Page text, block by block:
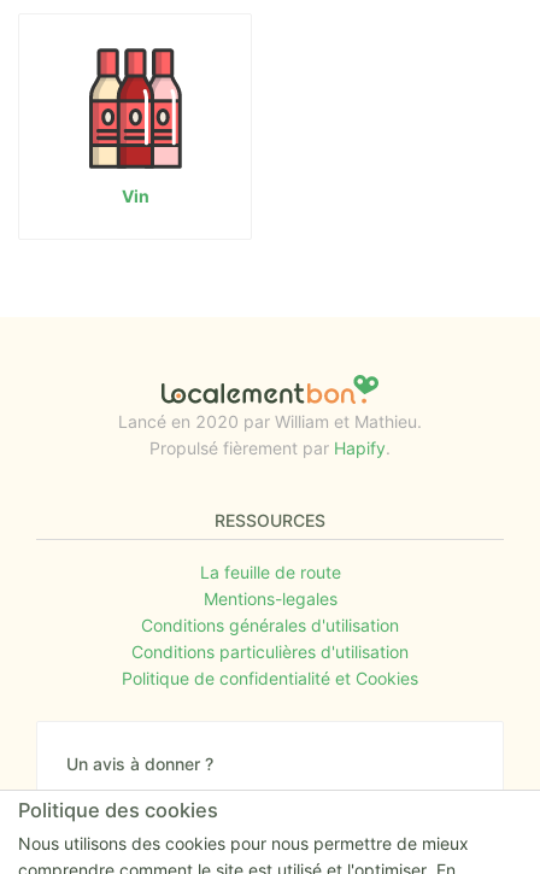
Vin
Lancé en 2020 par William et Mathieu.
Propulsé fièrement par Hapify.
RESSOURCES
La feuille de route
Mentions-legales
Conditions générales d'utilisation
Conditions particulières d'utilisation
Politique de confidentialité et Cookies
Un avis à donner ?
Donnez nous votre avis sur le site ou proposez
nous tout simplement vos nouvelles idées.
Politique des cookies
Nous utilisons des cookies pour nous permettre de mieux
comprendre comment le site est utilisé et l'optimiser. En